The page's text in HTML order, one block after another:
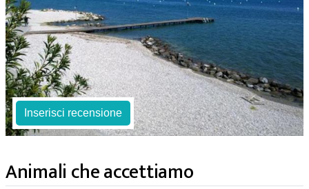
Inserisci recensione
Animali che accettiamo